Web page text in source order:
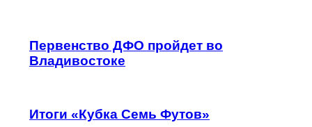
Первенство ДФО пройдет во
Владивостоке
Итоги «Кубка Семь Футов»